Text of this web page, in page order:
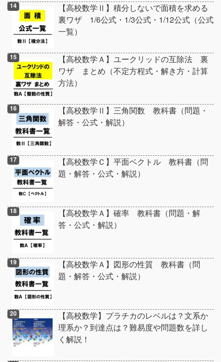
【高校数学Ⅱ】積分しないで面積を求める
裏ワザ 1/6公式・1/3公式・1/12公式（公式
一覧）
【高校数学Ａ】ユークリッドの互除法 裏
ワザ まとめ（不定方程式・解き方・計算
方法）
【高校数学Ⅱ】三角関数 教科書（問題・
解答・公式・解説）
【高校数学Ｃ】平面ベクトル 教科書（問
題・解答・公式・解説）
【高校数学Ａ】確率 教科書（問題・解
答・公式・解説）
【高校数学Ａ】図形の性質 教科書（問
題・解答・公式・解説）
【高校数学】プラチカのレベルは？文系か
理系か？到達点は？難易度や問題数を詳し
く解説！